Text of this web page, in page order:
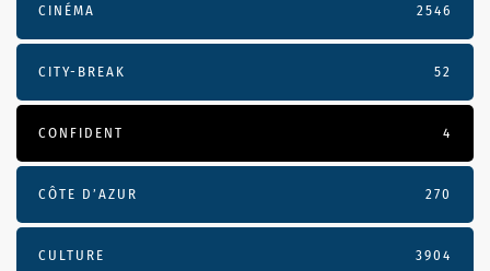
CINÉMA 2546
CITY-BREAK 52
CONFIDENT 4
CÔTE D’AZUR 270
CULTURE 3904